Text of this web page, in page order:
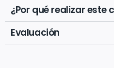
¿Por qué realizar este
Evaluación